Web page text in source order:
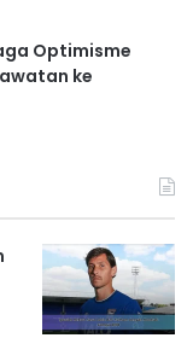
Optimisme
ke